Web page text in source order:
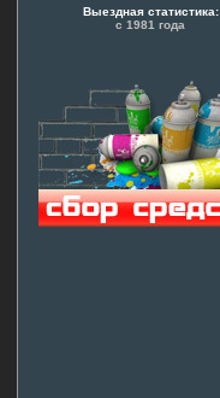
Выездная статистика:
с 1981 года